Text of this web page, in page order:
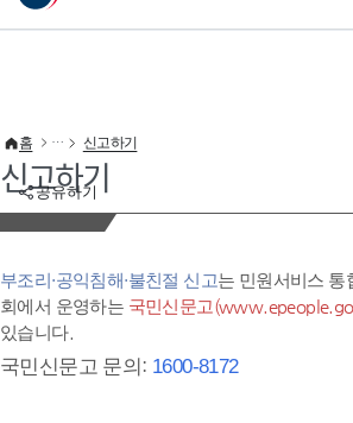
이 누리집은 대한민국 공식 전자정부 누리집입니다.
공유하기
홈 신고하기
신고하기
부조리·공익침해·불친절 신고는 민원서비스 통
회에서 운영하는 국민신문고
있습니다.
국민신문고 문의: 1600-8172